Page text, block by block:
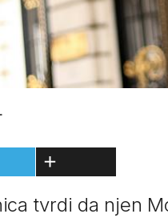
tvrdi da njen